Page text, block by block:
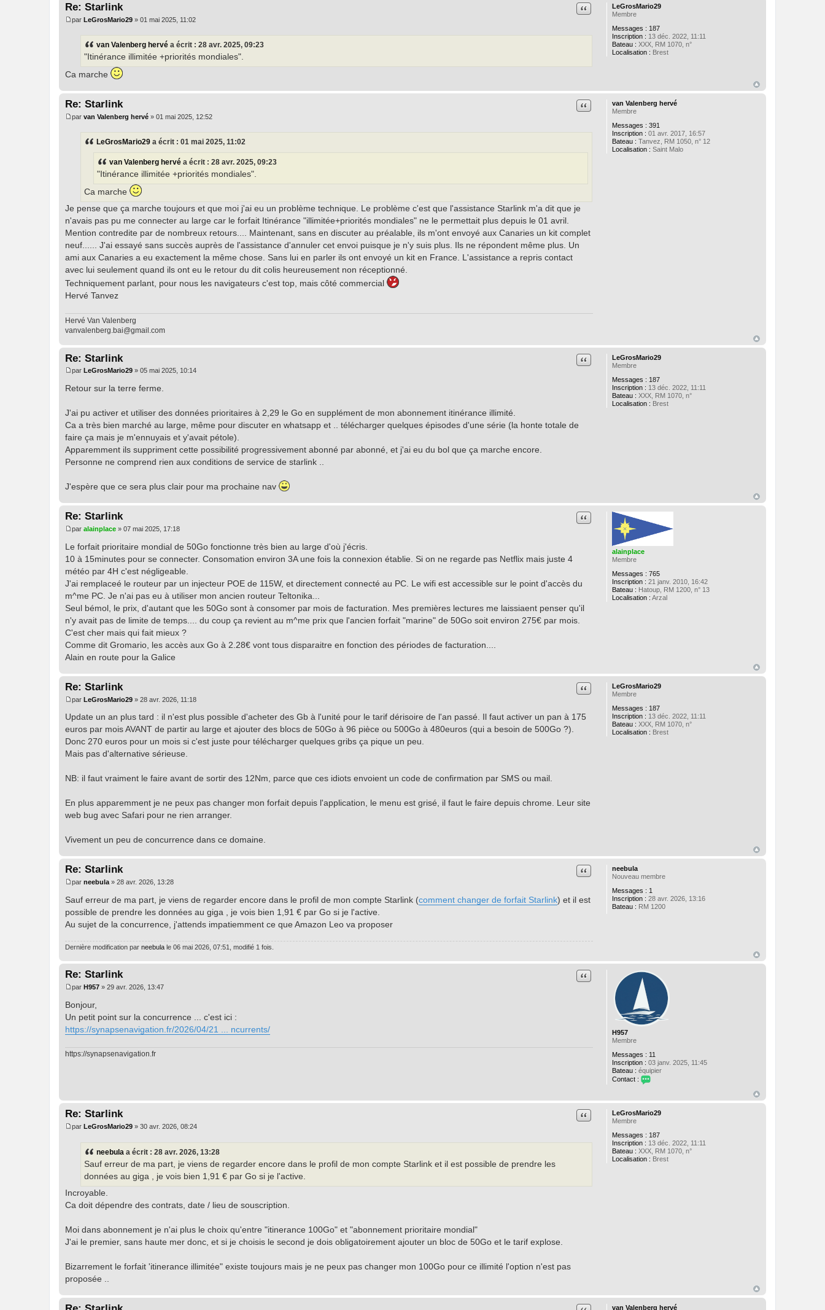
LeGrosMario29
Membre
Messages : 187
Inscription : 13 déc. 2022, 11:11
Bateau : XXX, RM 1070, n°
Localisation : Brest
Re: Starlink Citation
M
e
par LeGrosMario29 » 01 mai 2025, 11:02
van Valenberg hervé a écrit : 28 avr. 2025, 09:23
"Itinérance illimitée +priorités mondiales".
Ca marche
van Valenberg hervé
Membre
Messages : 391
Inscription : 01 avr. 2017, 16:57
Bateau : Tanvez, RM 1050, n° 12
Localisation : Saint Malo
Re: Starlink Citation
M
par van Valenberg hervé » 01 mai 2025, 12:52
LeGrosMario29 a écrit : 01 mai 2025, 11:02
van Valenberg hervé a écrit : 28 avr. 2025, 09:23
"Itinérance illimitée +priorités mondiales".
Ca marche
Je pense que ça marche toujours et que moi j'ai eu un problème technique. Le problème c'est que l'assistance Starlink m'a dit que je
n'avais pas pu me connecter au large car le forfait Itinérance "illimitée+priorités mondiales" ne le permettait plus depuis le 01 avril.
Mention contredite par de nombreux retours.... Maintenant, sans en discuter au préalable, ils m'ont envoyé aux Canaries un kit complet
neuf...... J'ai essayé sans succès auprès de l'assistance d'annuler cet envoi puisque je n'y suis plus. Ils ne répondent même plus. Un
ami aux Canaries a eu exactement la même chose. Sans lui en parler ils ont envoyé un kit en France. L'assistance a repris contact
avec lui seulement quand ils ont eu le retour du dit colis heureusement non réceptionné.
Techniquement parlant, pour nous les navigateurs c'est top, mais côté commercial
Hervé Tanvez
Hervé Van Valenberg
vanvalenberg.bai@gmail.com
LeGrosMario29
Membre
Messages : 187
Inscription : 13 déc. 2022, 11:11
Bateau : XXX, RM 1070, n°
Localisation : Brest
Re: Starlink Citation
s
g
e
par LeGrosMario29 » 05 mai 2025, 10:14
Retour sur la terre ferme.
J'ai pu activer et utiliser des données prioritaires à 2,29 le Go en supplément de mon abonnement itinérance illimité.
Ca a très bien marché au large, même pour discuter en whatsapp et .. télécharger quelques épisodes d'une série (la honte totale de
faire ça mais je m'ennuyais et y'avait pétole).
Apparemment ils suppriment cette possibilité progressivement abonné par abonné, et j'ai eu du bol que ça marche encore.
Personne ne comprend rien aux conditions de service de starlink ..
J'espère que ce sera plus clair pour ma prochaine nav
alainplace
Membre
Messages : 765
Inscription : 21 janv. 2010, 16:42
Bateau : Hatoup, RM 1200, n° 13
Localisation : Arzal
Re: Starlink Citation
M
s
s
a
g
e
par alainplace » 07 mai 2025, 17:18
Le forfait prioritaire mondial de 50Go fonctionne très bien au large d'où j'écris.
10 à 15minutes pour se connecter. Consomation environ 3A une fois la connexion établie. Si on ne regarde pas Netflix mais juste 4
météo par 4H c'est négligeable.
J'ai remplaceé le routeur par un injecteur POE de 115W, et directement connecté au PC. Le wifi est accessible sur le point d'accès du
m^me PC. Je n'ai pas eu à utiliser mon ancien routeur Teltonika...
Seul bémol, le prix, d'autant que les 50Go sont à consomer par mois de facturation. Mes premières lectures me laissiaent penser qu'il
n'y avait pas de limite de temps.... du coup ça revient au m^me prix que l'ancien forfait "marine" de 50Go soit environ 275€ par mois.
C'est cher mais qui fait mieux ?
Comme dit Gromario, les accès aux Go à 2.28€ vont tous disparaitre en fonction des périodes de facturation....
Alain en route pour la Galice
LeGrosMario29
Membre
Messages : 187
Inscription : 13 déc. 2022, 11:11
Bateau : XXX, RM 1070, n°
Localisation : Brest
Re: Starlink Citation
M
s
s
g
e
par LeGrosMario29 » 28 avr. 2026, 11:18
Update un an plus tard : il n'est plus possible d'acheter des Gb à l'unité pour le tarif dérisoire de l'an passé. Il faut activer un pan à 175
euros par mois AVANT de partir au large et ajouter des blocs de 50Go à 96 pièce ou 500Go à 480euros (qui a besoin de 500Go ?).
Donc 270 euros pour un mois si c'est juste pour télécharger quelques gribs ça pique un peu.
Mais pas d'alternative sérieuse.
NB: il faut vraiment le faire avant de sortir des 12Nm, parce que ces idiots envoient un code de confirmation par SMS ou mail.
En plus apparemment je ne peux pas changer mon forfait depuis l'application, le menu est grisé, il faut le faire depuis chrome. Leur site
web bug avec Safari pour ne rien arranger.
Vivement un peu de concurrence dans ce domaine.
neebula
Nouveau membre
Messages : 1
Inscription : 28 avr. 2026, 13:16
Bateau : RM 1200
Re: Starlink Citation
M
s
s
g
par neebula » 28 avr. 2026, 13:28
Sauf erreur de ma part, je viens de regarder encore dans le profil de mon compte Starlink (comment changer de forfait Starlink) et il est
possible de prendre les données au giga , je vois bien 1,91 € par Go si je l'active.
Au sujet de la concurrence, j'attends impatiemment ce que Amazon Leo va proposer
Dernière modification par neebula le 06 mai 2026, 07:51, modifié 1 fois.
H957
Membre
Messages : 11
Inscription : 03 janv. 2025, 11:45
Bateau : équipier
Contact :
n
t
t
e
r
H
Re: Starlink Citation
s
s
g
par H957 » 29 avr. 2026, 13:47
Bonjour,
Un petit point sur la concurrence ... c'est ici :
https://synapsenavigation.fr/2026/04/21 ... ncurrents/
https://synapsenavigation.fr
LeGrosMario29
Membre
Messages : 187
Inscription : 13 déc. 2022, 11:11
Bateau : XXX, RM 1070, n°
Localisation : Brest
Re: Starlink Citation
par LeGrosMario29 » 30 avr. 2026, 08:24
neebula a écrit : 28 avr. 2026, 13:28
Sauf erreur de ma part, je viens de regarder encore dans le profil de mon compte Starlink et il est possible de prendre les
données au giga , je vois bien 1,91 € par Go si je l'active.
Incroyable.
Ca doit dépendre des contrats, date / lieu de souscription.
Moi dans abonnement je n'ai plus le choix qu'entre "itinerance 100Go" et "abonnement prioritaire mondial"
J'ai le premier, sans haute mer donc, et si je choisis le second je dois obligatoirement ajouter un bloc de 50Go et le tarif explose.
Bizarrement le forfait 'itinerance illimitée" existe toujours mais je ne peux pas changer mon 100Go pour ce illimité l'option n'est pas
proposée ..
van Valenberg hervé